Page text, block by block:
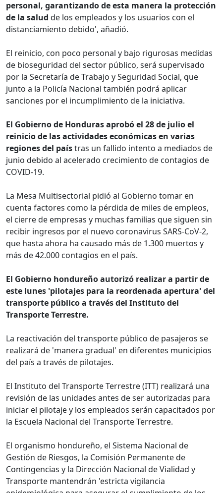
personal, garantizando de esta manera la protección
de la salud de los empleados y los usuarios con el
distanciamiento debido', añadió.
El reinicio, con poco personal y bajo rigurosas medidas
de bioseguridad del sector público, será supervisado
por la Secretaría de Trabajo y Seguridad Social, que
junto a la Policía Nacional también podrá aplicar
sanciones por el incumplimiento de la iniciativa.
El Gobierno de Honduras aprobó el 28 de julio el
reinicio de las actividades económicas en varias
regiones del paístras un fallido intento a mediados de
junio debido al acelerado crecimiento de contagios de
COVID-19.
La Mesa Multisectorial pidió al Gobierno tomar en
cuenta factores como la pérdida de miles de empleos,
el cierre de empresas y muchas familias que siguen sin
recibir ingresos por el nuevo coronavirus SARS-CoV-2,
que hasta ahora ha causado más de 1.300 muertos y
más de 42.000 contagios en el país.
El Gobierno hondureño autorizó realizar a partir de
este lunes 'pilotajes para la reordenada apertura' del
transporte público a través del Instituto del
Transporte Terrestre.
La reactivación del transporte público de pasajeros se
realizará de 'manera gradual' en diferentes municipios
del país a través de pilotajes.
El Instituto del Transporte Terrestre (ITT) realizará una
revisión de las unidades antes de ser autorizadas para
iniciar el pilotaje y los empleados serán capacitados por
la Escuela Nacional del Transporte Terrestre.
El organismo hondureño, el Sistema Nacional de
Gestión de Riesgos, la Comisión Permanente de
Contingencias y la Dirección Nacional de Vialidad y
Transporte mantendrán 'estricta vigilancia